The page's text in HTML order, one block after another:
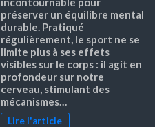
préserver un équilibre mental
durable. Pratiqué
régulièrement, le sport ne se
limite plus à ses effets
visibles sur le corps : il agit en
profondeur sur notre
cerveau, stimulant des
mécanismes…
Lire l'article